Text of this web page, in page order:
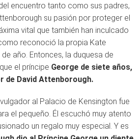
encuentro tanto como sus padres,
su pasión por proteger el
vital que también han inculcado
reconoció la propia Kate
año. Entonces, la duquesa de
el príncipe George de siete años,
de David Attenborough.
al Palacio de Kensington fue
el pequeño. Él escuchó muy atento
un regalo muy especial. Y es